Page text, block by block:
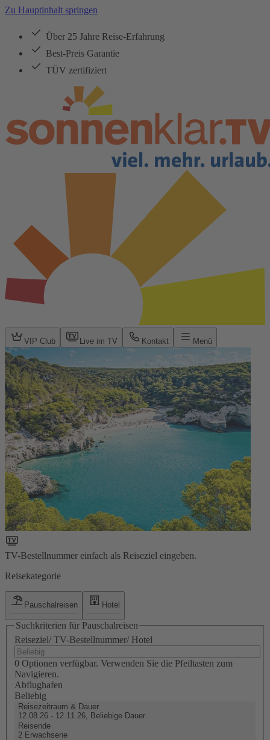
Zu Hauptinhalt springen
Über 25 Jahre Reise-Erfahrung
Best-Preis Garantie
TÜV zertifiziert
VIP Club Live im TV Kontakt Menü
TV-Bestellnummer einfach als Reiseziel eingeben.
Reisekategorie
Pauschalreisen Hotel
Suchkriterien für Pauschalreisen
Reiseziel/ TV-Bestellnummer/ Hotel
0 Optionen verfügbar. Verwenden Sie die Pfeiltasten zum
Navigieren.
Abflughafen
Beliebig
Reisezeitraum & Dauer
12.08.26 - 12.11.26, Beliebige Dauer
Reisende
2 Erwachsene